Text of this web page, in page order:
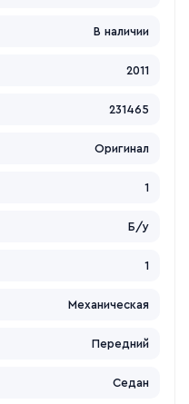
В наличии
2011
231465
Оригинал
1
Б/у
1
Механическая
Передний
Седан